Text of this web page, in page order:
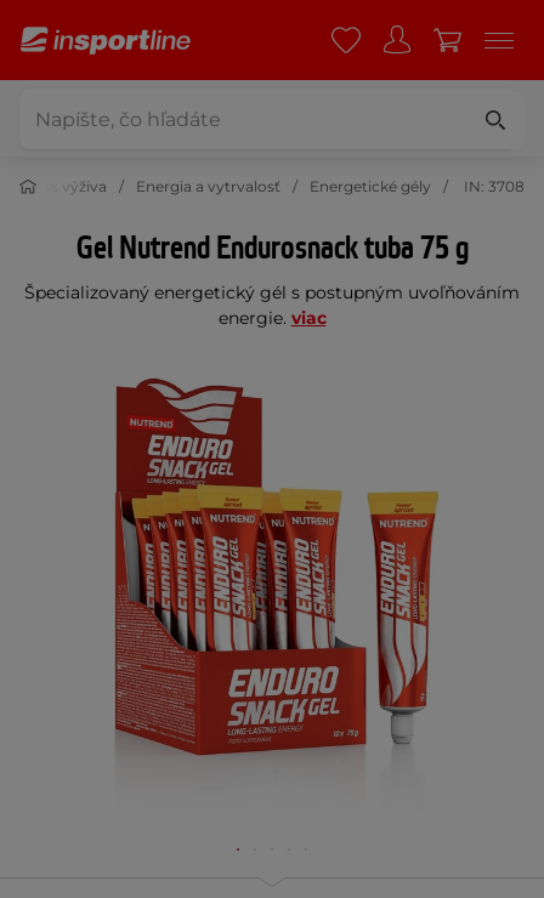
fitness výživa Energia a vytrvalosť Energetické gély IN: 3708
Gel Nutrend Endurosnack tuba 75 g
Špecializovaný energetický gél s postupným uvoľňováním
energie. viac